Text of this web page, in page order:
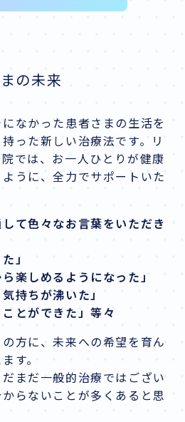
の未来
なかった患者さまの生活を
った新しい治療法です。リ
では、お一人ひとりが健康
うに、全力でサポートいた
て色々なお言葉をいただき
」
楽しめるようになった」
持ちが沸いた」
とができた」等々
方に、未来への希望を育ん
す。
まだ一般的治療ではござい
らないことが多くあると思